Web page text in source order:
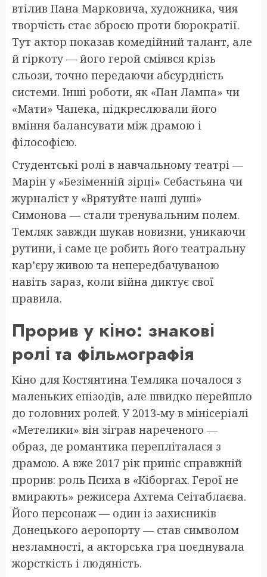
втілив Пана Марковича, художника, чия
творчість стає зброєю проти бюрократії.
Тут актор показав комедійний талант, але
й гіркоту — його герой сміявся крізь
сльози, точно передаючи абсурдність
системи. Інші роботи, як «Пан Лампа» чи
«Мати» Чапека, підкреслювали його
вміння балансувати між драмою і
філософією.
Студентські ролі в навчальному театрі —
Марін у «Безіменній зірці» Себастьяна чи
журналіст у «Врятуйте наші душі»
Симонова — стали тренувальним полем.
Темляк завжди шукав новизни, уникаючи
рутини, і саме це робить його театральну
кар’єру живою та непередбачуваною
навіть зараз, коли війна диктує свої
правила.
Прорив у кіно: знакові
ролі та фільмографія
Кіно для Костянтина Темляка почалося з
маленьких епізодів, але швидко перейшло
до головних ролей. У 2013-му в мінісеріалі
«Метелики» він зіграв нареченого —
образ, де романтика перепліталася з
драмою. А вже 2017 рік приніс справжній
прорив: роль Психа в «Кіборгах. Герої не
вмирають» режисера Ахтема Сеітаблаєва.
Його персонаж — один із захисників
Донецького аеропорту — став символом
незламності, а акторська гра поєднувала
жорсткість і людяність.